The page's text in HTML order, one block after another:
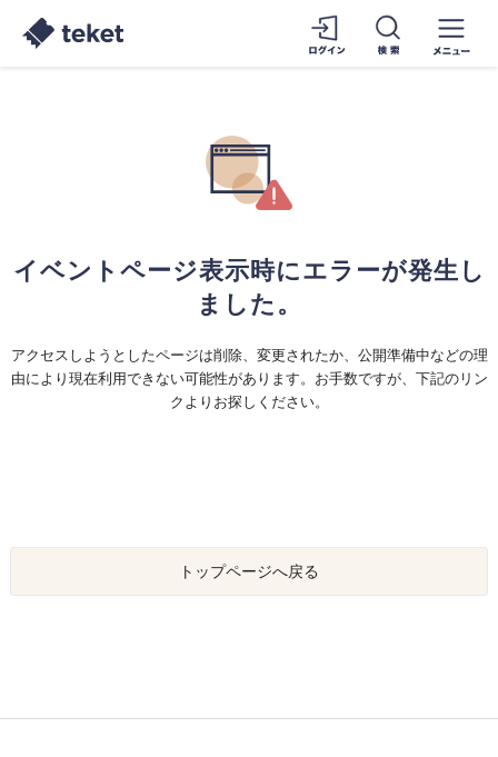
イベントページ表示時にエラーが発生し
ました。
アクセスしようとしたページは削除、変更されたか、公開準備中などの理
由により現在利用できない可能性があります。お手数ですが、下記のリン
クよりお探しください。
トップページへ戻る